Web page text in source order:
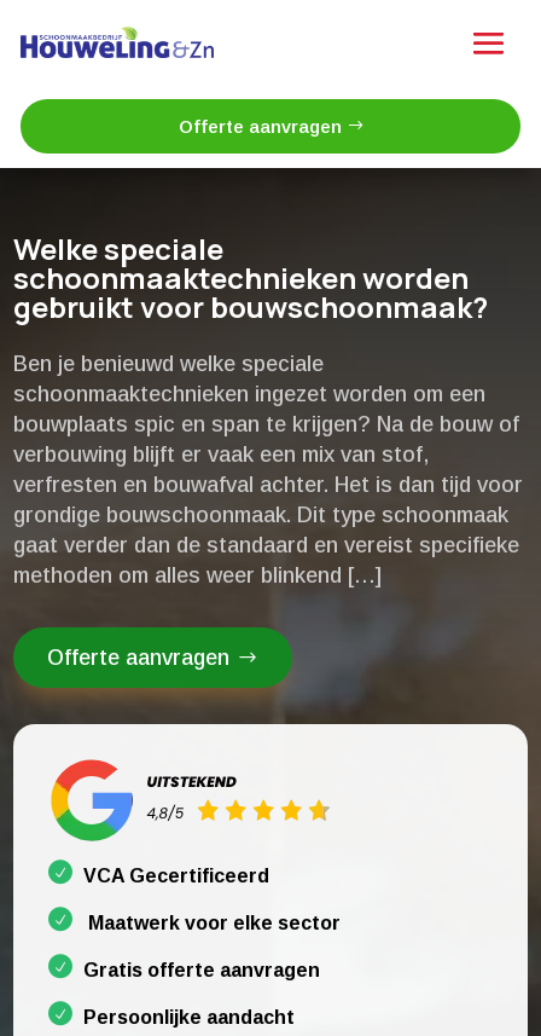
Offerte aanvragen
Welke speciale
schoonmaaktechnieken worden
gebruikt voor bouwschoonmaak?
Ben je benieuwd welke speciale
schoonmaaktechnieken ingezet worden om een
bouwplaats spic en span te krijgen? Na de bouw of
verbouwing blijft er vaak een mix van stof,
verfresten en bouwafval achter.​ Het is dan tijd voor
grondige bouwschoonmaak.​ Dit type schoonmaak
gaat verder dan de standaard en vereist specifieke
methoden om alles weer blinkend […]
Offerte aanvragen
VCA Gecertificeerd
Maatwerk voor elke sector
Gratis offerte aanvragen
Persoonlijke aandacht